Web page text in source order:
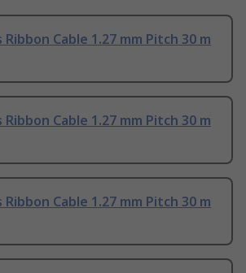
Ribbon Cable 1.27 mm Pitch 30 m
Ribbon Cable 1.27 mm Pitch 30 m
Ribbon Cable 1.27 mm Pitch 30 m